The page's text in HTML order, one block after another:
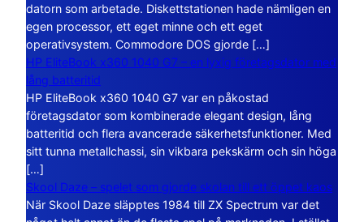
datorn som arbetade. Diskettstationen hade nämligen en
egen processor, ett eget minne och ett eget
operativsystem. Commodore DOS gjorde […]
HP EliteBook x360 1040 G7 – en lyxig företagsdator med
lång batteritid
HP EliteBook x360 1040 G7 var en påkostad
företagsdator som kombinerade elegant design, lång
batteritid och flera avancerade säkerhetsfunktioner. Med
sitt tunna metallchassi, sin vikbara pekskärm och sin höga
[…]
Skool Daze – spelet som gjorde skolan till ett öppet kaos
När Skool Daze släpptes 1984 till ZX Spectrum var det